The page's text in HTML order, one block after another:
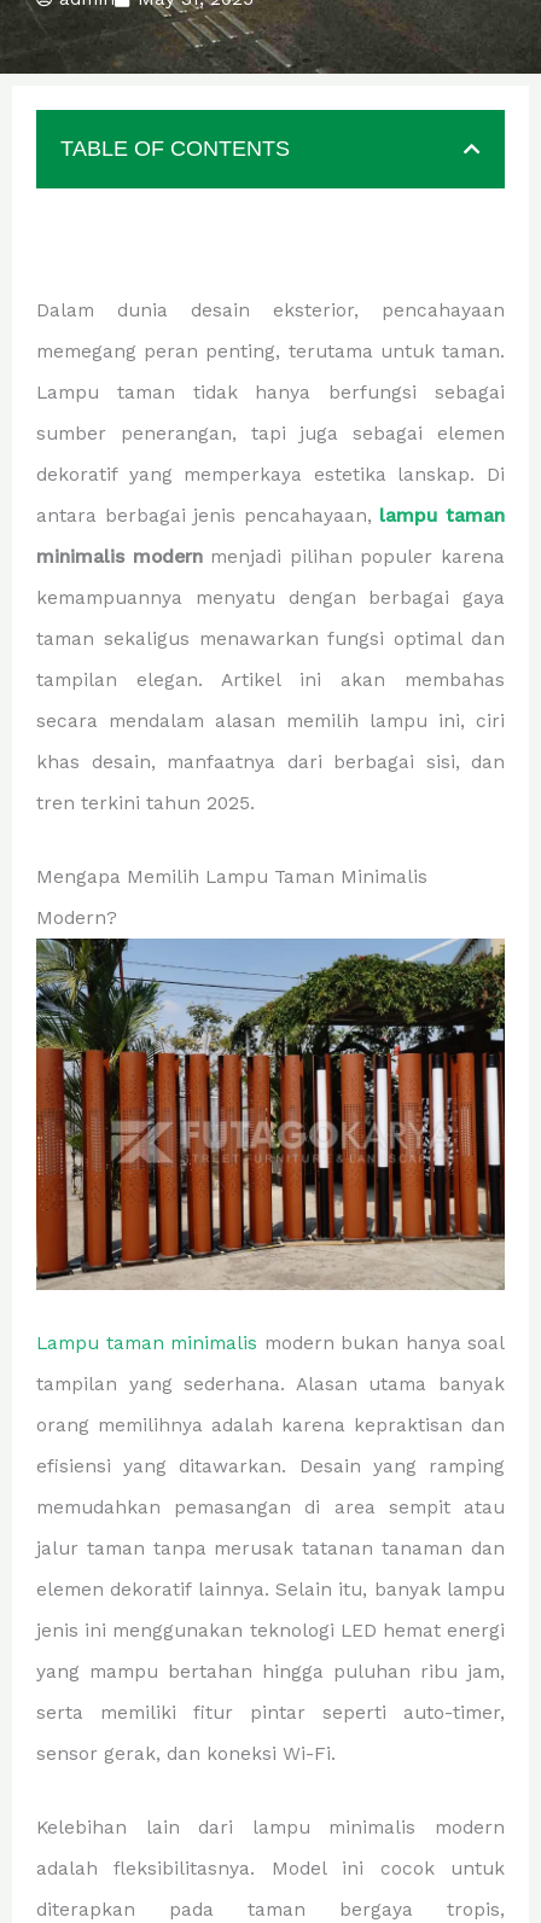
TABLE OF CONTENTS
Dalam dunia desain eksterior, pencahayaan
memegang peran penting, terutama untuk taman.
Lampu taman tidak hanya berfungsi sebagai
sumber penerangan, tapi juga sebagai elemen
dekoratif yang memperkaya estetika lanskap. Di
antara berbagai jenis pencahayaan, lampu taman
minimalis modernmenjadi pilihan populer karena
kemampuannya menyatu dengan berbagai gaya
taman sekaligus menawarkan fungsi optimal dan
tampilan elegan. Artikel ini akan membahas
secara mendalam alasan memilih lampu ini, ciri
khas desain, manfaatnya dari berbagai sisi, dan
tren terkini tahun 2025.
Mengapa Memilih Lampu Taman Minimalis
Modern?
Lampu taman minimalis modern bukan hanya soal
tampilan yang sederhana. Alasan utama banyak
orang memilihnya adalah karena kepraktisan dan
efisiensi yang ditawarkan. Desain yang ramping
memudahkan pemasangan di area sempit atau
jalur taman tanpa merusak tatanan tanaman dan
elemen dekoratif lainnya. Selain itu, banyak lampu
jenis ini menggunakan teknologi LED hemat energi
yang mampu bertahan hingga puluhan ribu jam,
serta memiliki fitur pintar seperti auto-timer,
sensor gerak, dan koneksi Wi-Fi.
Kelebihan lain dari lampu minimalis modern
adalah fleksibilitasnya. Model ini cocok untuk
diterapkan pada taman bergaya tropis,